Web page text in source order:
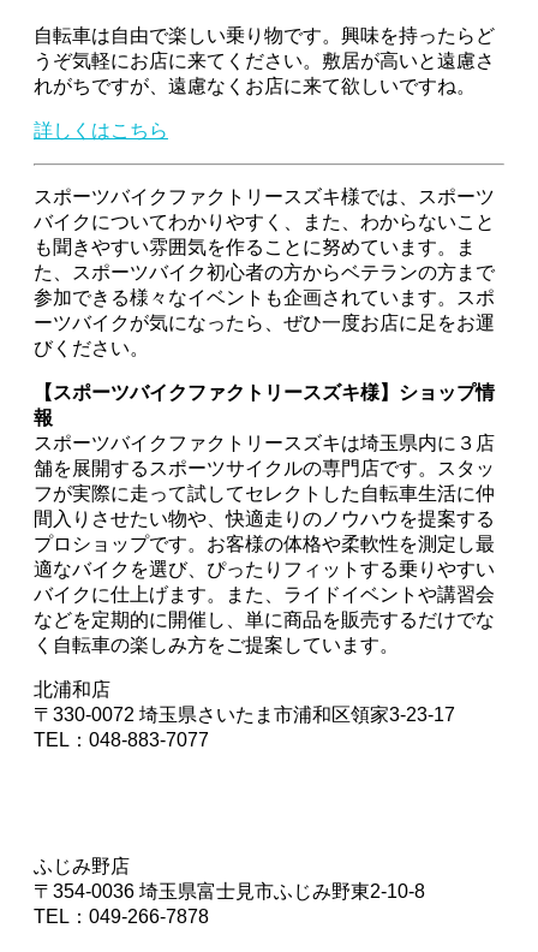
自転車は自由で楽しい乗り物です。興味を持ったらど
うぞ気軽にお店に来てください。敷居が高いと遠慮さ
れがちですが、遠慮なくお店に来て欲しいですね。
詳しくはこちら
スポーツバイクファクトリースズキ様では、スポーツ
バイクについてわかりやすく、また、わからないこと
も聞きやすい雰囲気を作ることに努めています。ま
た、スポーツバイク初心者の方からベテランの方まで
参加できる様々なイベントも企画されています。スポ
ーツバイクが気になったら、ぜひ一度お店に足をお運
びください。
【スポーツバイクファクトリースズキ様】ショップ情
報
スポーツバイクファクトリースズキは埼玉県内に３店
舗を展開するスポーツサイクルの専門店です。スタッ
フが実際に走って試してセレクトした自転車生活に仲
間入りさせたい物や、快適走りのノウハウを提案する
プロショップです。お客様の体格や柔軟性を測定し最
適なバイクを選び、ぴったりフィットする乗りやすい
バイクに仕上げます。また、ライドイベントや講習会
などを定期的に開催し、単に商品を販売するだけでな
く自転車の楽しみ方をご提案しています。
北浦和店
〒330-0072 埼玉県さいたま市浦和区領家3-23-17
TEL：048-883-7077
ふじみ野店
〒354-0036 埼玉県富士見市ふじみ野東2-10-8
TEL：049-266-7878